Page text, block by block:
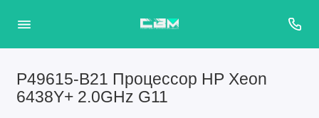
P49615-B21 Процессор HP Xeon
6438Y+ 2.0GHz G11